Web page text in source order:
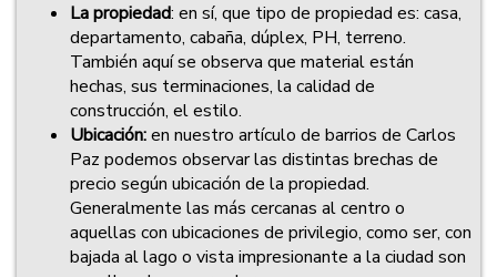
La propiedad: en sí, que tipo de propiedad es: casa,
departamento, cabaña, dúplex, PH, terreno.
También aquí se observa que material están
hechas, sus terminaciones, la calidad de
construcción, el estilo.
Ubicación:en nuestro artículo de barrios de Carlos
Paz podemos observar las distintas brechas de
precio según ubicación de la propiedad.
Generalmente las más cercanas al centro o
aquellas con ubicaciones de privilegio, como ser, con
bajada al lago o vista impresionante a la ciudad son